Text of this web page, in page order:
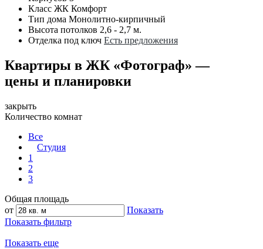
Класс ЖК Комфорт
Тип дома Монолитно-кирпичный
Высота потолков 2,6 - 2,7 м.
Отделка под ключ Есть предложения
Квартиры в ЖК «Фотограф» —
цены и планировки
закрыть
Количество комнат
Все
Студия
1
2
3
Общая площадь
от
Показать
Показать фильтр
Показать еще